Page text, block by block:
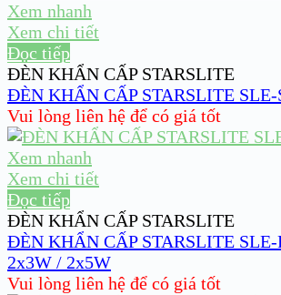
Xem nhanh
Xem chi tiết
Đọc tiếp
ĐÈN KHẨN CẤP STARSLITE
ĐÈN KHẨN CẤP STARSLITE
Vui lòng liên hệ để có giá tốt
Xem nhanh
Xem chi tiết
Đọc tiếp
ĐÈN KHẨN CẤP STARSLITE
ĐÈN KHẨN CẤP STARSLITE
2x3W / 2x5W
Vui lòng liên hệ để có giá tốt